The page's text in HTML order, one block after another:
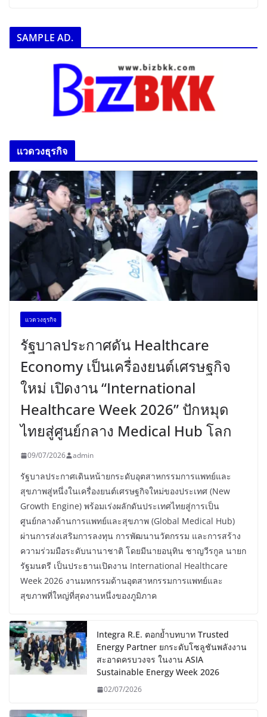
SAMPLE AD.
เเวดวงธุรกิจ
เเวดวงธุรกิจ
รัฐบาลประกาศดัน Healthcare
Economy เป็นเครื่องยนต์เศรษฐกิจ
ใหม่ เปิดงาน “International
Healthcare Week 2026” ปักหมุด
ไทยสู่ศูนย์กลาง Medical Hub โลก
09/07/2026 admin
รัฐบาลประกาศเดินหน้ายกระดับอุตสาหกรรมการแพทย์และ
สุขภาพสู่หนึ่งในเครื่องยนต์เศรษฐกิจใหม่ของประเทศ (New
Growth Engine) พร้อมเร่งผลักดันประเทศไทยสู่การเป็น
ศูนย์กลางด้านการแพทย์และสุขภาพ (Global Medical Hub)
ผ่านการส่งเสริมการลงทุน การพัฒนานวัตกรรม และการสร้าง
ความร่วมมือระดับนานาชาติ โดยมีนายอนุทิน ชาญวีรกูล นายก
รัฐมนตรี เป็นประธานเปิดงาน International Healthcare
Week 2026 งานมหกรรมด้านอุตสาหกรรมการแพทย์และ
สุขภาพที่ใหญ่ที่สุดงานหนึ่งของภูมิภาค
Integra R.E. ตอกย้ำบทบาท Trusted
Energy Partner ยกระดับโซลูชันพลังงาน
สะอาดครบวงจร ในงาน ASIA
Sustainable Energy Week 2026
02/07/2026